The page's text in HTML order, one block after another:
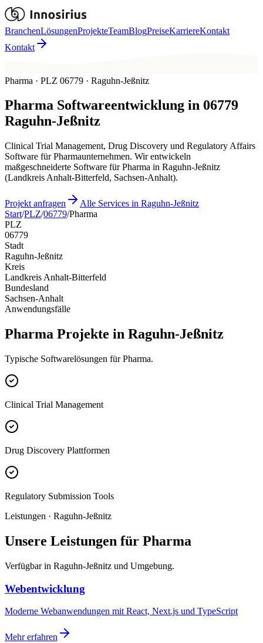
BranchenLösungenProjekteTeamBlogPreiseKarriereKontakt
Kontakt
Pharma · PLZ 06779 · Raguhn-Jeßnitz
Pharma Softwareentwicklung in 06779
Raguhn-Jeßnitz
Clinical Trial Management, Drug Discovery und Regulatory Affairs
Software für Pharmaunternehmen. Wir entwickeln
maßgeschneiderte Software für Pharma in Raguhn-Jeßnitz
(Landkreis Anhalt-Bitterfeld, Sachsen-Anhalt).
Projekt anfragen
Alle Services in Raguhn-Jeßnitz
Start/PLZ/06779/Pharma
PLZ
06779
Stadt
Raguhn-Jeßnitz
Kreis
Landkreis Anhalt-Bitterfeld
Bundesland
Sachsen-Anhalt
Anwendungsfälle
Pharma Projekte in Raguhn-Jeßnitz
Typische Softwarelösungen für Pharma.
Clinical Trial Management
Drug Discovery Plattformen
Regulatory Submission Tools
Leistungen · Raguhn-Jeßnitz
Unsere Leistungen für Pharma
Verfügbar in Raguhn-Jeßnitz und Umgebung.
Webentwicklung
Moderne Webanwendungen mit React, Next.js und TypeScript
Mehr erfahren